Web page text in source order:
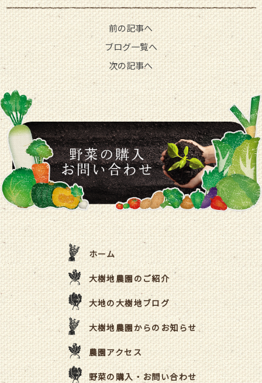
前の記事へ
ブログ一覧へ
次の記事へ
ホーム
大樹地農園のご紹介
大地の大樹地ブログ
大樹地農園からのお知らせ
農園アクセス
野菜の購入・お問い合わせ